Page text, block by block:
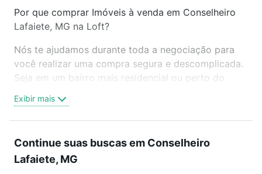
Por que comprar Imóveis à venda em Conselheiro
Lafaiete, MG na Loft?
Nós te ajudamos durante toda a negociação para
você realizar uma compra segura e descomplicada.
Seja em um bairro mais residencial ou perto do
oferta ideal de Imóveis à venda em Conselheiro
Lafaiete, MG para conquistar seu sonho. Agende
sem compromisso e você ainda conta com mais de
46 mil corretores e imobiliárias te ajudando na
Exibir mais
Continue suas buscas em Conselheiro
Lafaiete, MG